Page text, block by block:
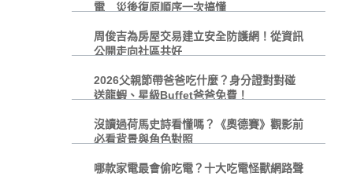
電 災後復原順序一次搞懂
周俊吉為房屋交易建立安全防護網！從資訊
公開走向社區共好
2026父親節帶爸爸吃什麼？身分證對對碰
送龍蝦、星級Buffet爸爸免費！
沒讀過荷馬史詩看懂嗎？《奧德賽》觀影前
必看背景與角色對照
哪款家電最會偷吃電？十大吃電怪獸網路聲